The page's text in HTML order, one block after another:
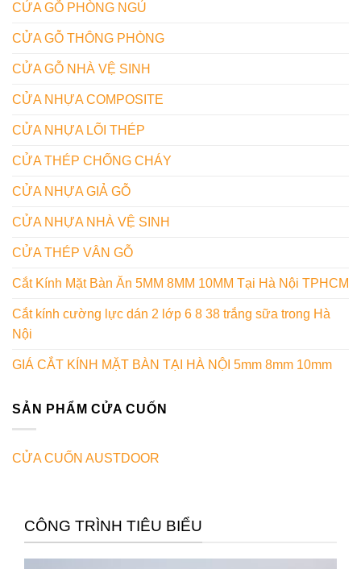
CỬA GỖ PHÒNG NGỦ
CỬA GỖ THÔNG PHÒNG
CỬA GỖ NHÀ VỆ SINH
CỬA NHỰA COMPOSITE
CỬA NHỰA LÕI THÉP
CỬA THÉP CHỐNG CHÁY
CỬA NHỰA GIẢ GỖ
CỬA NHỰA NHÀ VỆ SINH
CỬA THÉP VÂN GỖ
Cắt Kính Mặt Bàn Ăn 5MM 8MM 10MM Tại Hà Nội TPHCM
Cắt kính cường lực dán 2 lớp 6 8 38 trắng sữa trong Hà
Nội
GIÁ CẮT KÍNH MẶT BÀN TẠI HÀ NỘI 5mm 8mm 10mm
SẢN PHẨM CỬA CUỐN
CỬA CUỐN AUSTDOOR
CÔNG TRÌNH TIÊU BIỂU